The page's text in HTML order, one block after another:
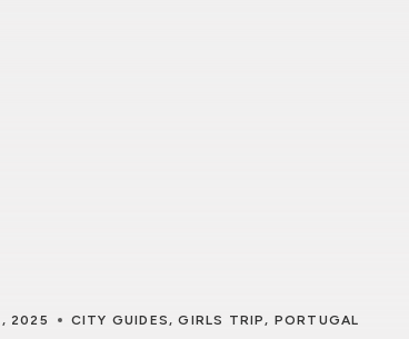
2025 CITY GUIDES ,GIRLS TRIP , PORTUGAL